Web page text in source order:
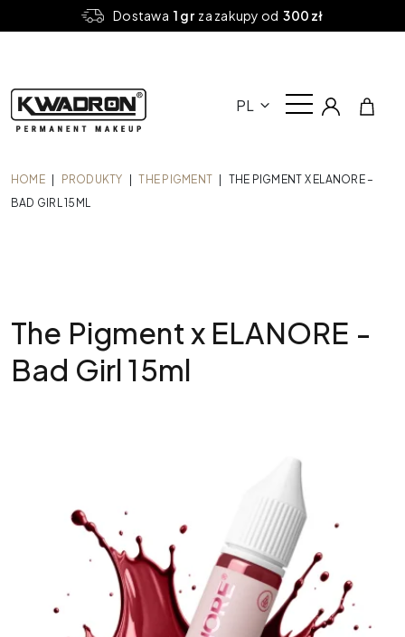
Dostawa 1 grza zakupy od 300 zł
PL
HOME PRODUKTY THE PIGMENT
THE PIGMENT X ELANORE –
BAD GIRL 15ML
The Pigment x ELANORE -
Bad Girl 15ml